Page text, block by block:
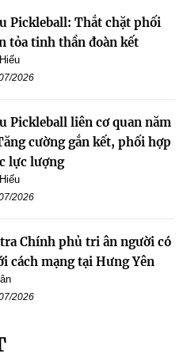
Pickleball: Thắt chặt phối
tỏa tinh thần đoàn kết
2026
Pickleball liên cơ quan năm
cường gắn kết, phối hợp
lực lượng
2026
Chính phủ tri ân người có
cách mạng tại Hưng Yên
2026